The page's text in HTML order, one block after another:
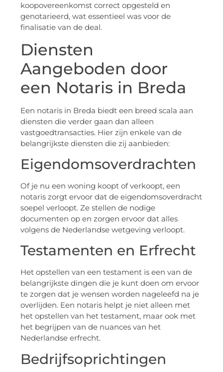
koopovereenkomst correct opgesteld en
genotarieerd, wat essentieel was voor de
finalisatie van de deal.
Diensten
Aangeboden door
een Notaris in Breda
Een notaris in Breda biedt een breed scala aan
diensten die verder gaan dan alleen
vastgoedtransacties. Hier zijn enkele van de
belangrijkste diensten die zij aanbieden:
Eigendomsoverdrachten
Of je nu een woning koopt of verkoopt, een
notaris zorgt ervoor dat de eigendomsoverdracht
soepel verloopt. Ze stellen de nodige
documenten op en zorgen ervoor dat alles
volgens de Nederlandse wetgeving verloopt.
Testamenten en Erfrecht
Het opstellen van een testament is een van de
belangrijkste dingen die je kunt doen om ervoor
te zorgen dat je wensen worden nageleefd na je
overlijden. Een notaris helpt je niet alleen met
het opstellen van het testament, maar ook met
het begrijpen van de nuances van het
Nederlandse erfrecht.
Bedrijfsoprichtingen